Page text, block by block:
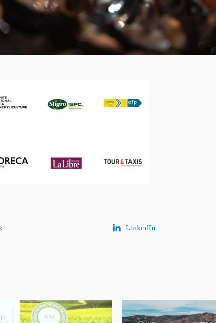
LinkedIn